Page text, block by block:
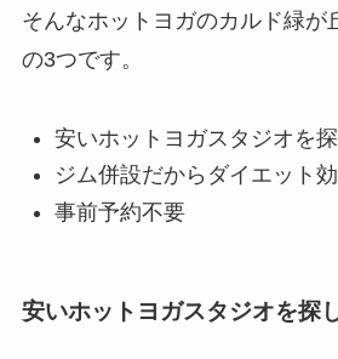
そんなホットヨガのカルド緑が
の3つです。
安いホットヨガスタジオを
ジム併設だからダイエット
事前予約不要
安いホットヨガスタジオを探